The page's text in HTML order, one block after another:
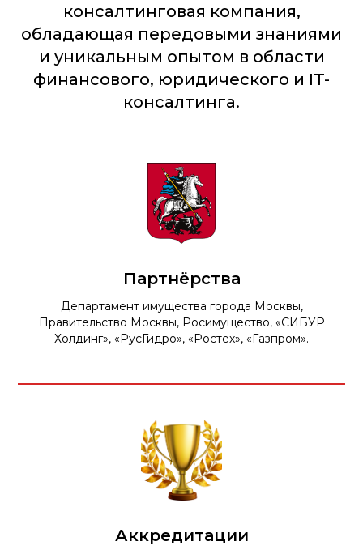
консалтинговая компания,
обладающая передовыми знаниями
и уникальным опытом в области
финансового, юридического и IT-
консалтинга.
Партнёрства
Департамент имущества города Москвы,
Правительство Москвы, Росимущество, «СИБУР
Холдинг», «РусГидро», «Ростех», «Газпром».
Аккредитации